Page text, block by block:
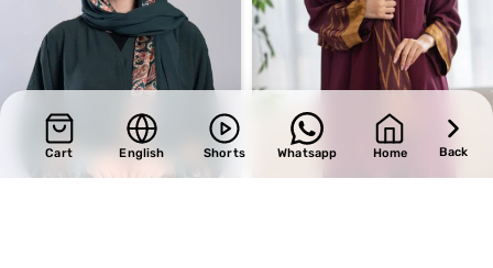
Back
Home
Whatsapp
Shorts
English
Cart